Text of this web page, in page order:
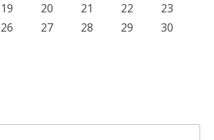
19 20 21 22
23
26 27 28 29
30